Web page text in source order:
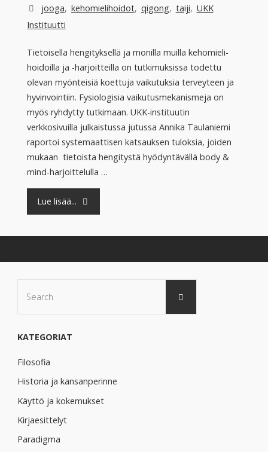
jooga, kehomielihoidot, qigong, taiji, UKK
Instituutti
Tietoisella hengityksellä ja monilla muilla kehomieli-
hoidoilla ja -harjoitteilla on tutkimuksissa todettu
olevan myönteisiä koettuja vaikutuksia terveyteen ja
hyvinvointiin. Fysiologisia vaikutusmekanismeja on
myös ryhdytty tutkimaan. UKK-instituutin
verkkosivuilla julkaistussa jutussa Annika Taulaniemi
raportoi systemaattisen katsauksen tuloksia, joiden
mukaan tietoista hengitystä hyödyntävällä body &
mind-harjoittelulla …
Lue lisää... "Kehomieli-
Search
KATEGORIAT
Filosofia
Historia ja kansanperinne
Käyttö ja kokemukset
Kirjaesittelyt
Paradigma